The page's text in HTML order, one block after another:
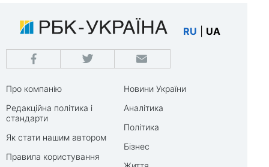
RU UA
Про компанію
Редакційна політика і
стандарти
Як стати нашим автором
Правила користування
Новини України
Аналітика
Політика
Бізнес